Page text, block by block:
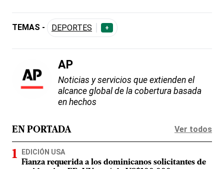
TEMAS - DEPORTES +
AP
Noticias y servicios que extienden el
alcance global de la cobertura basada
en hechos
EN PORTADA Ver todos
EDICIÓN USA
Fianza requerida a los dominicanos solicitantes de